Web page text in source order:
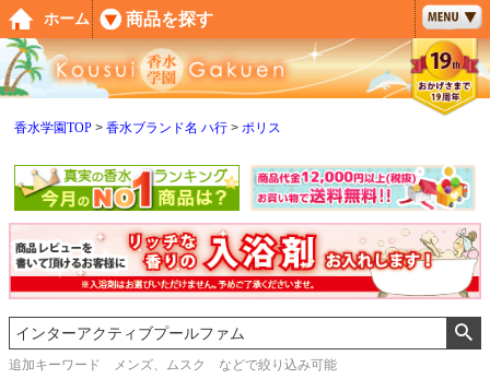
香水学園TOP 香水ブランド名 ハ行 ポリス
追加キーワード メンズ、ムスク などで絞り込み可能
ペー
ジト
ップ
へ
ホーム 商品を探す